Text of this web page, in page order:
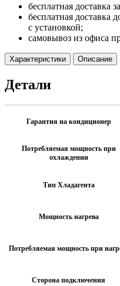
бесплатная доставка
бесплатная доставка
с установкой;
самовывоз из офиса
Характеристики Описание
Детали
Гарантия на кондиционер
Потребляемая мощность при
охлаждении
Тип Хладагента
Мощность нагрева
Потребляемая мощность при
Сторона подключения